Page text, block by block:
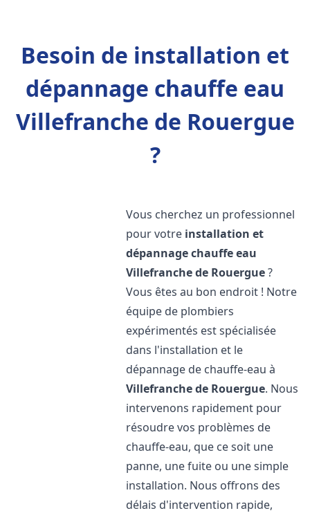
Besoin de installation et
dépannage chauffe eau
Villefranche de Rouergue
?
Vous cherchez un professionnel
pour votre installation et
dépannage chauffe eau
Villefranche de Rouergue?
Vous êtes au bon endroit ! Notre
équipe de plombiers
expérimentés est spécialisée
dans l'installation et le
dépannage de chauffe-eau à
Villefranche de Rouergue. Nous
intervenons rapidement pour
résoudre vos problèmes de
chauffe-eau, que ce soit une
panne, une fuite ou une simple
installation. Nous offrons des
délais d'intervention rapide,